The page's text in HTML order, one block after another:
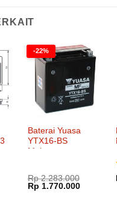
-22%
Baterai Yuasa
YTX16-BS
Maintenance
Rp2.283.000
Harga
aslinya
Rp 1.770.000Harga